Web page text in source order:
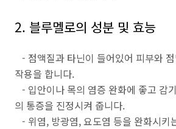
2. 블루멜로의 성분 및 효능
- 점액질과 타닌이 들어있어 피부와
작용을 합니다.
- 입안이나 목의 염증 완화에 좋고 감
의 통증을 진정시켜 줍니다.
- 위염, 방광염, 요도염 등을 완화시키